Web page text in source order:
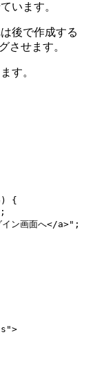
います。
後で作成する
させます。
す。
{